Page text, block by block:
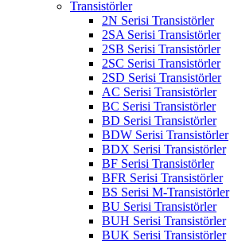
Transistörler
2N Serisi Transistörler
2SA Serisi Transistörler
2SB Serisi Transistörler
2SC Serisi Transistörler
2SD Serisi Transistörler
AC Serisi Transistörler
BC Serisi Transistörler
BD Serisi Transistörler
BDW Serisi Transistörler
BDX Serisi Transistörler
BF Serisi Transistörler
BFR Serisi Transistörler
BS Serisi M-Transistörler
BU Serisi Transistörler
BUH Serisi Transistörler
BUK Serisi Transistörler